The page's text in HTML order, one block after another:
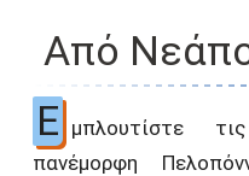
Από
Ε μπλουτίστε
πανέμορφη